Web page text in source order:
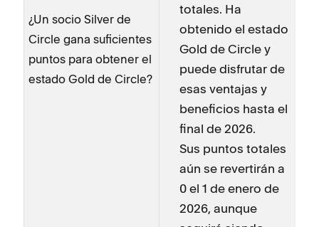
¿Un socio Silver de
Circle gana suficientes
puntos para obtener el
estado Gold de Circle?
totales. Ha
obtenido el estado
Gold de Circle y
puede disfrutar de
esas ventajas y
beneficios hasta el
final de 2026.
Sus puntos totales
aún se revertirán a
0 el 1 de enero de
2026, aunque